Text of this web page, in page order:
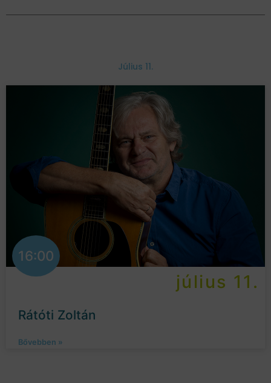
Július 11.
16:00
július 11.
Rátóti Zoltán
Bővebben »